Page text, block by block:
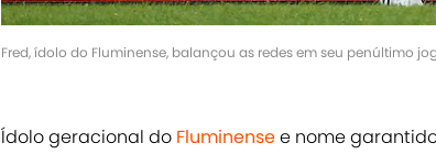
Fred, ídolo do Fluminense, balançou as redes em seu penúltimo
Ídolo geracional do Fluminensee nome